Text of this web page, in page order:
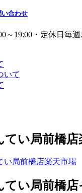
い合わせ
～19:00・定休日 毎週
いて
てい局前橋店
てい局前橋